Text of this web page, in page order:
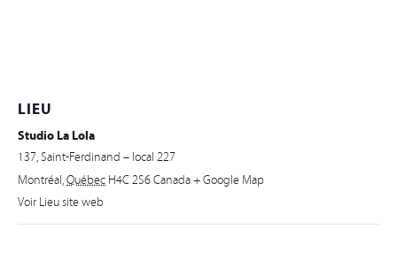
LIEU
Studio La Lola
137, Saint-Ferdinand – local 227
Montréal,Québec H4C 2S6Canada+ Google Map
Voir Lieu site web